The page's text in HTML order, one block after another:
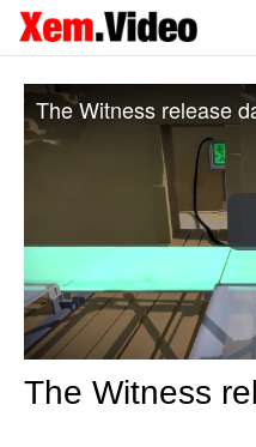
The Witness release
The Witness